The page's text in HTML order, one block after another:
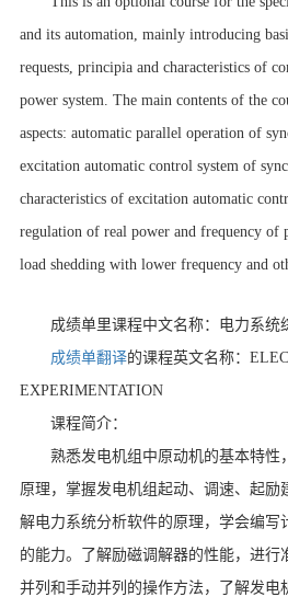
and its automation, mainly introducing
requests, principia and characteristics of
power system. The main contents of the
aspects: automatic parallel operation of
excitation automatic control system of
characteristics of excitation automatic
regulation of real power and frequency of
load shedding with lower frequency and
成绩单里课程中文名称：电力系统
成绩单翻译的课程英文名称：
EXPERIMENTATION
课程简介：
熟悉发电机组中原动机的基本特性
原理，掌握发电机组起动、调速、起励
解电力系统分析软件的原理，学会编写
的能力。了解励磁调解器的性能，进行
并列和手动并列的操作方法，了解发电